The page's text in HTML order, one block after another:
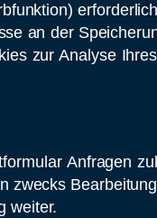
an der
zur Analyse
Anfragen
zwecks
weiter.